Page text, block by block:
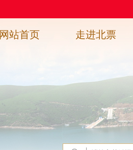
网站首页 走进北票